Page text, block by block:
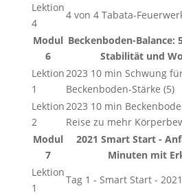
Lektion
4
4 von 4 Tabata-
Modul
6
Beckenboden-Balance:
Stabilität und
Lektion
1
2023 10 min Schwung
Beckenboden-Stärke (5)
Lektion
2
2023 10 min
Reise zu mehr
Modul
7
2021 Smart Start -
Minuten mit
Lektion
1
Tag 1 - Smart Start -